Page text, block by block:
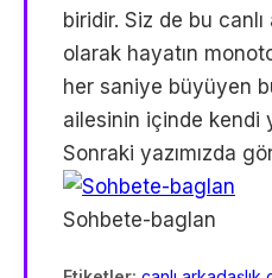
biridir. Siz de bu canlı
olarak hayatın
her saniye büyüyen
ailesinin içinde kendi
Sonraki yazımızda
Sohbete-baglan